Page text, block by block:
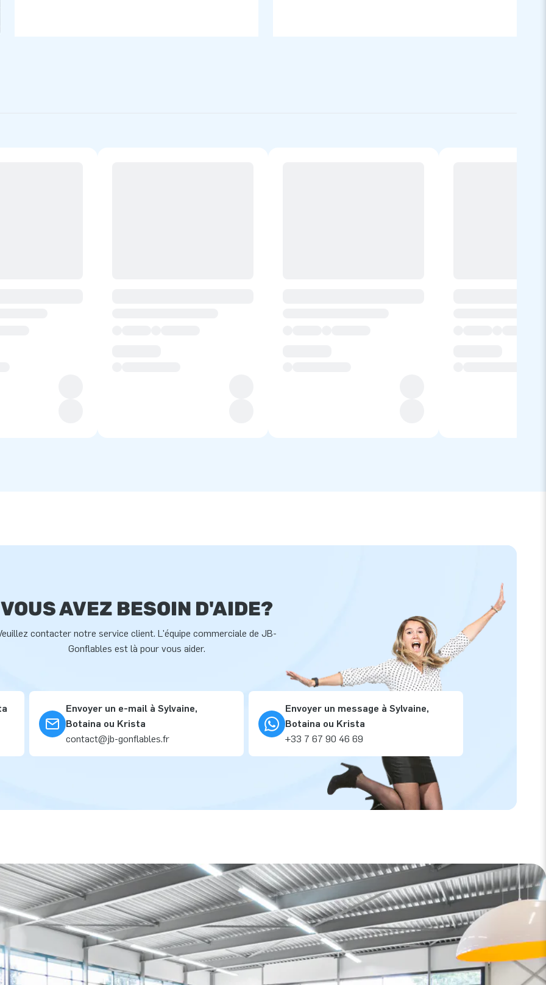
VOUS AVEZ BESOIN D'AIDE?
contacter notre service client. L'équipe commerciale de JB-
Gonflables est là pour vous aider.
Envoyer un e-mail à Sylvaine,
Botaina ou Krista
contact@jb-gonflables.fr
Envoyer un message à Sylvaine,
Botaina ou Krista
+33 7 67 90 46 69